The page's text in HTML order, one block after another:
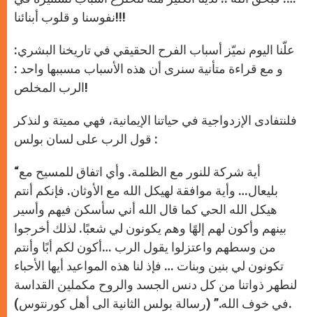
نفوسنا و قلوب أبنائنا!!!
علّنا اليوم نميّز أسباب الفرح الحقيقي في تاريخنا البشري:
و مع قراءة متأنية سنرى أن هذه الأسباب مسببها واحد :
الرب المخلص!
فلنتفادى الإزدواجية في حياتنا الإيمانية، فهي مميتة و لنذكر
قول الرب على لسان بولس :
“أية شركة للنور مع الظلمة. وأي اتفاق للمسيح مع
بليعال… وأية موافقة لهيكل الله مع الأوثان. فإنكم أنتم
هيكل الله الحي كما قال الله أني سأسكن فيهم وأسير
بينهم وأكون لهم إلهًا وهم يكونون لي شعبًا. لذلك أخرجوا
من وسطهم واعتزلوا يقول الرب …أكون لكم أبًا وأنتم
تكونون لي بنين وبنات … فإذ لنا هذه المواعيد أيها الأحباء
لنطهر ذواتنا من كل دنس الجسد والروح مكملين القداسة
في خوف الله.” (رسالة بولس الثانية الى أهل كورنتوس).